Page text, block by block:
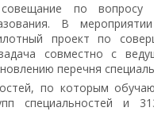
по вопросу
В
проект по
совместно с
перечня
по которым
специальностей и